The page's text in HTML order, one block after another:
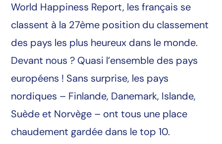
World Happiness Report, les français se
classent à la 27ème position du classement
des pays les plus heureux dans le monde.
Devant nous ? Quasi l’ensemble des pays
européens ! Sans surprise, les pays
nordiques – Finlande, Danemark, Islande,
Suède et Norvège – ont tous une place
chaudement gardée dans le top 10.